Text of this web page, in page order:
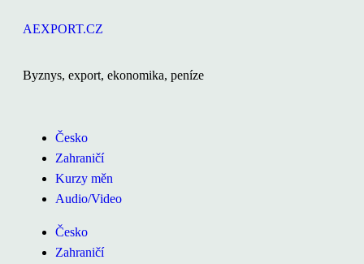
AEXPORT.CZ
Byznys, export, ekonomika, peníze
Česko
Zahraničí
Kurzy měn
Audio/Video
Česko
Zahraničí